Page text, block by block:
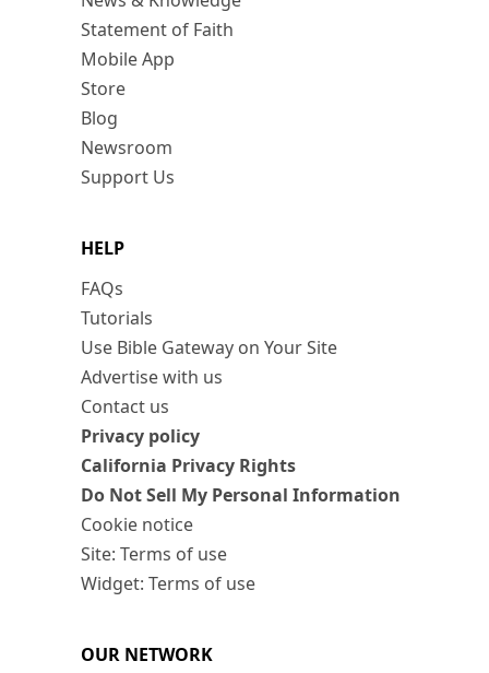
Statement of Faith
Mobile App
Store
Blog
Newsroom
Support Us
HELP
FAQs
Tutorials
Use Bible Gateway on Your Site
Advertise with us
Contact us
Privacy policy
California Privacy Rights
Do Not Sell My Personal Information
Cookie notice
Site: Terms of use
Widget: Terms of use
OUR NETWORK